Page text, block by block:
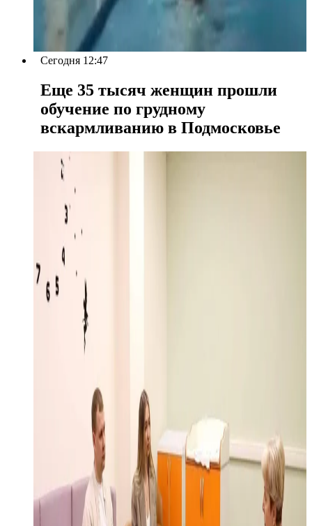
Сегодня 12:47
Еще 35 тысяч женщин прошли
обучение по грудному
вскармливанию в Подмосковье